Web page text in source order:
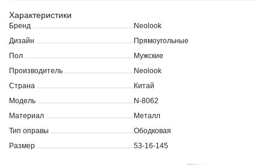
Характеристики
Бренд
Neolook
Дизайн
Прямоугольные
Пол
Мужские
Производитель
Neolook
Страна
Китай
Модель
N-8062
Материал
Металл
Тип оправы
Ободковая
Размер
53-16-145